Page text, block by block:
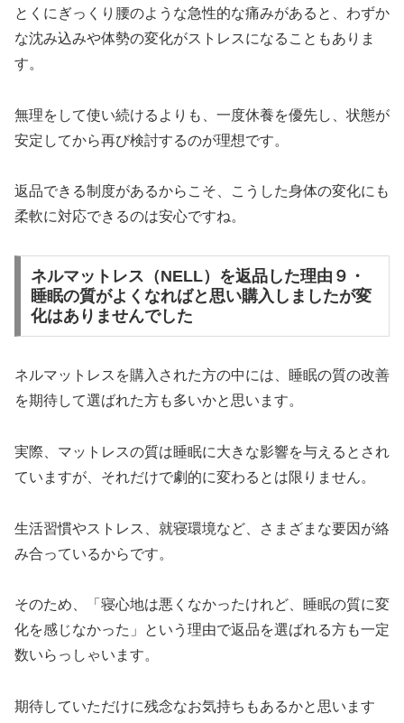
とくにぎっくり腰のような急性的な痛みがあると、わずか
な沈み込みや体勢の変化がストレスになることもありま
す。
無理をして使い続けるよりも、一度休養を優先し、状態が
安定してから再び検討するのが理想です。
返品できる制度があるからこそ、こうした身体の変化にも
柔軟に対応できるのは安心ですね。
ネルマットレス（NELL）を返品した理由９・
睡眠の質がよくなればと思い購入しましたが変
化はありませんでした
ネルマットレスを購入された方の中には、睡眠の質の改善
を期待して選ばれた方も多いかと思います。
実際、マットレスの質は睡眠に大きな影響を与えるとされ
ていますが、それだけで劇的に変わるとは限りません。
生活習慣やストレス、就寝環境など、さまざまな要因が絡
み合っているからです。
そのため、「寝心地は悪くなかったけれど、睡眠の質に変
化を感じなかった」という理由で返品を選ばれる方も一定
数いらっしゃいます。
期待していただけに残念なお気持ちもあるかと思います